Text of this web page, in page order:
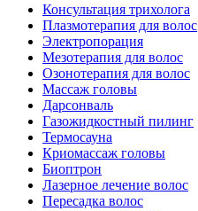
Консультация трихолога
Плазмотерапия для волос
Электропорация
Мезотерапия для волос
Озонотерапия для волос
Массаж головы
Дарсонваль
Газожидкостный пилинг
Термосауна
Криомассаж головы
Биоптрон
Лазерное лечение волос
Пересадка волос